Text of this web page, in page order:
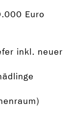
Euro
inkl. neuer